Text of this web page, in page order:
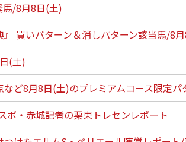
馬/8月8日(土)
』 買いパターン＆消しパターン該当馬/8
(土)
ど8月8日(土)のプレミアムコース限定パ
ポ・赤城記者の栗東トレセンレポート